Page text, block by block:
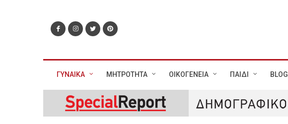
ΓΥΝΑΙΚΑ ΜΗΤΡΟΤΗΤΑ ΟΙΚΟΓΕΝΕΙΑ ΠΑΙΔΙ